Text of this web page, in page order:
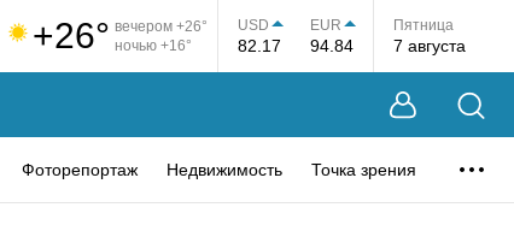
+26° вечером +26°
ночью +16°
USD
82.17
EUR
94.84
Пятница
7 августа
Фоторепортаж Недвижимость Точка зрения